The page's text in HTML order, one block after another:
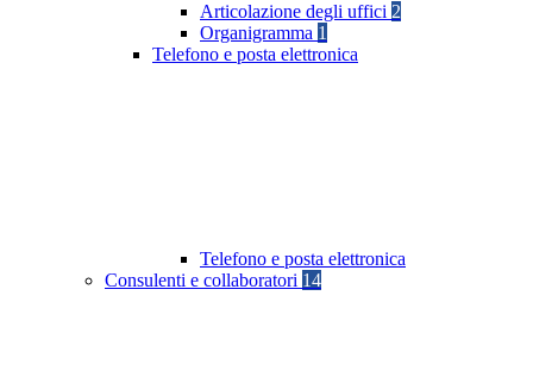
Articolazione degli uffici 2
Organigramma 1
Telefono e posta elettronica
Telefono e posta elettronica
Consulenti e collaboratori 14